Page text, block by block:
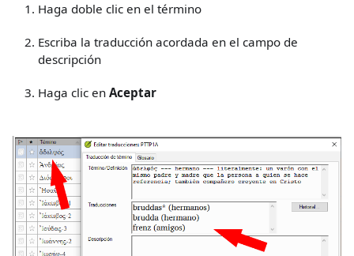
Haga doble clic en el término
Escriba la traducción acordada en el campo de
descripción
Haga clic en Aceptar